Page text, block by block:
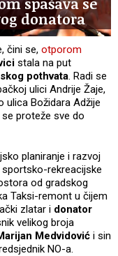
donatora
čini se, otporom
stala na put
pothvata. Radi se
ulici Andrije Žaje,
ulica Božidara Adžije
proteže sve do
planiranje i razvoj
sportsko-rekreacijske
od gradskog
Taksi-remont u čijem
zlatar i donator
velikog broja
Medvidović i sin
NO-a.